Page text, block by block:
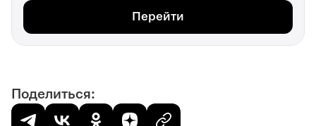
Перейти
Поделиться: